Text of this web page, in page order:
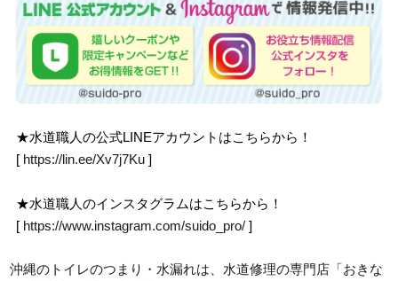
★水道職人の公式LINEアカウントはこちらから！
[ https://lin.ee/Xv7j7Ku ]
★水道職人のインスタグラムはこちらから！
[ https://www.instagram.com/suido_pro/ ]
沖縄のトイレのつまり・水漏れは、水道修理の専門店「おきな